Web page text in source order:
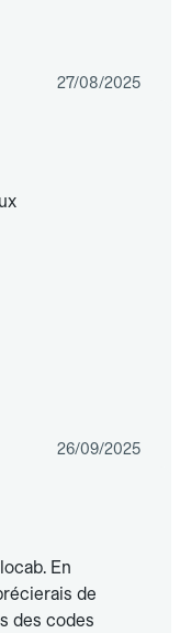
27/08/2025
26/09/2025
En
de
des codes